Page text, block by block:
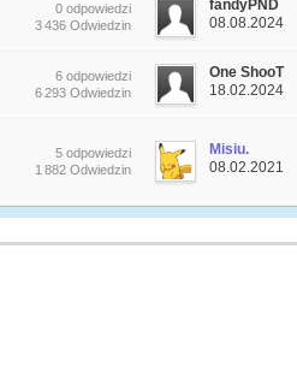
0 odpowiedzi
3 436 Odwiedzin
fandyPND
08.08.2024
6 odpowiedzi
6 293 Odwiedzin
One ShooT
18.02.2024
5 odpowiedzi
1 882 Odwiedzin
Misiu.
08.02.2021